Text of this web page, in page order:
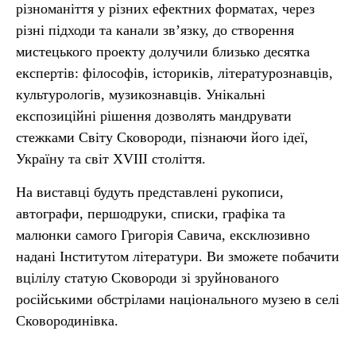
різноманіття у різних ефектних форматах, через
різні підходи та канали зв’язку, до створення
мистецького проекту долучили близько десятка
експертів: філософів, істориків, літературознавців,
культурологів, музикознавців. Унікальні
експозиційні рішення дозволять мандрувати
стежками Світу Сковороди, пізнаючи його ідеї,
Україну та світ XVIII століття.
На виставці будуть представлені рукописи,
автографи, першодруки, списки, графіка та
малюнки самого Григорія Савича, ексклюзивно
надані Інститутом літератури. Ви зможете побачити
вцілілу статую Сковороди зі зруйнованого
російськими обстрілами національного музею в селі
Сковородинівка.